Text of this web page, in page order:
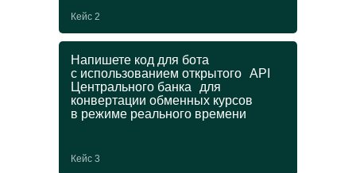
Кейс 2
Напишете код для бота
с использованием открытого API
Центрального банка для
конвертации обменных курсов
в режиме реального времени
Кейс 3
Получите еще одну
специальность
и диплом ДПО
В магистратуре можно пройти онлайн-
программу ДПО и усилить основную
профессию ценными IT-навыками.